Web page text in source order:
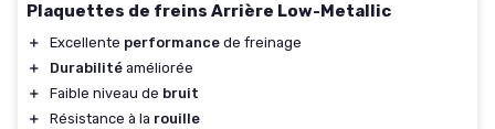
Plaquettes de freins Arrière Low-Metallic
＋ Excellente performance de freinage
＋
Durabilité améliorée
＋
Faible niveau de bruit
＋
Résistance à la rouille